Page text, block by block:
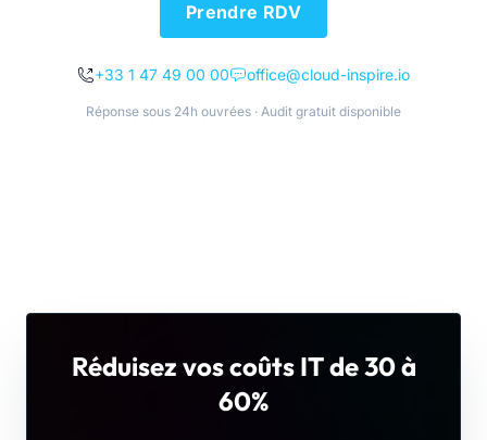
Prendre RDV
+33 1 47 49 00 00 office@cloud-inspire.io
Réponse sous 24h ouvrées · Audit gratuit disponible
Réduisez vos coûts IT de 30 à
60%